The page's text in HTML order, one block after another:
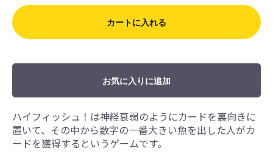
カートに入れる
お気に入りに追加
ハイフィッシュ！は神経衰弱のようにカードを裏向きに
置いて、その中から数字の一番大きい魚を出した人がカ
ードを獲得するというゲームです。